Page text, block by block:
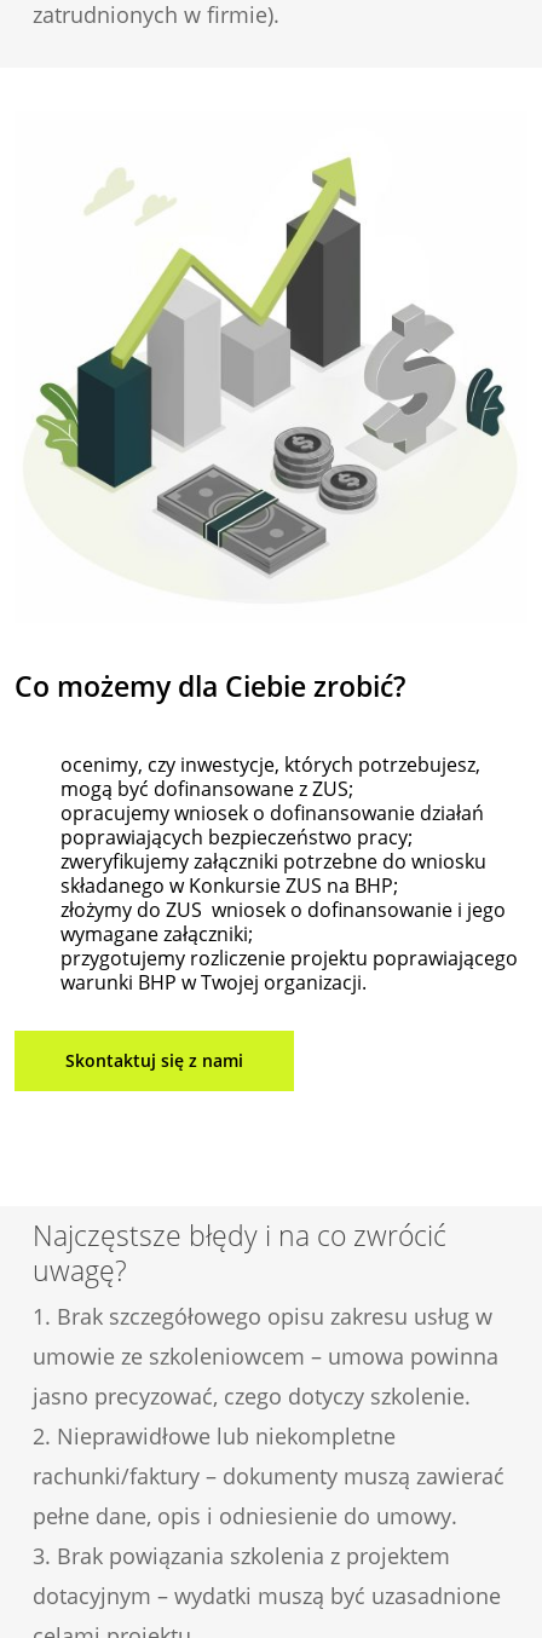
zatrudnionych w firmie).
Co możemydla Ciebie zrobić?
ocenimy, czy inwestycje, których potrzebujesz,
mogą być dofinansowane z ZUS;
opracujemy wniosek o dofinansowanie działań
poprawiających bezpieczeństwo pracy;
zweryfikujemy załączniki potrzebne do wniosku
składanego w Konkursie ZUS na BHP;
złożymy do ZUS wniosek o dofinansowanie i jego
wymagane załączniki;
przygotujemy rozliczenie projektu poprawiającego
warunki BHP w Twojej organizacji.
Skontaktuj się z nami
Najczęstsze błędy i na co zwrócić
uwagę?
1. Brak szczegółowego opisu zakresu usług w
umowie ze szkoleniowcem – umowa powinna
jasno precyzować, czego dotyczy szkolenie.
2. Nieprawidłowe lub niekompletne
rachunki/faktury – dokumenty muszą zawierać
pełne dane, opis i odniesienie do umowy.
3. Brak powiązania szkolenia z projektem
dotacyjnym – wydatki muszą być uzasadnione